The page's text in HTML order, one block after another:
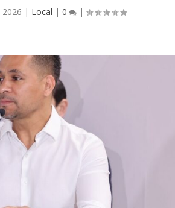
2026 | Local | 0 |